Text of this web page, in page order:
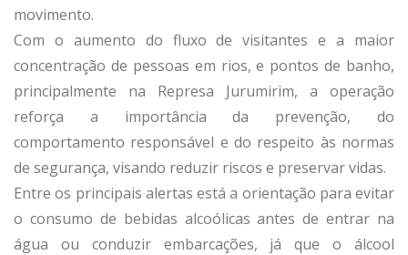
movimento.
Com o aumento do fluxo de visitantes e a maior
concentração de pessoas em rios, e pontos de banho,
principalmente na Represa Jurumirim, a operação
reforça a importância da prevenção, do
comportamento responsável e do respeito às normas
de segurança, visando reduzir riscos e preservar vidas.
Entre os principais alertas está a orientação para evitar
o consumo de bebidas alcoólicas antes de entrar na
água ou conduzir embarcações, já que o álcool